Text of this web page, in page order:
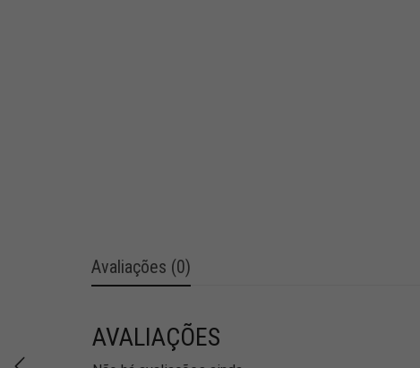
Avaliações (0)
AVALIAÇÕES